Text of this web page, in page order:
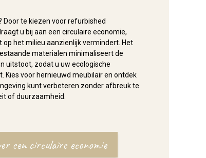
Door te kiezen voor refurbished
u bij aan een circulaire economie,
op het milieu aanzienlijk vermindert. Het
materialen minimaliseert de
uitstoot, zodat u uw ecologische
Kies voor hernieuwd meubilair en ontdek
kunt verbeteren zonder afbreuk te
of duurzaamheid.
een circulaire economie